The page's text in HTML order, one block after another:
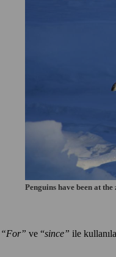
Penguins have been at
“For” ve “since” ile